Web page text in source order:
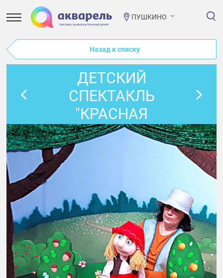
ПУШКИНО
Назад к списку
ДЕТСКИЙ
СПЕКТАКЛЬ
"КРАСНАЯ
ШАПОЧКА" В
ПРОСТОРУМЕ